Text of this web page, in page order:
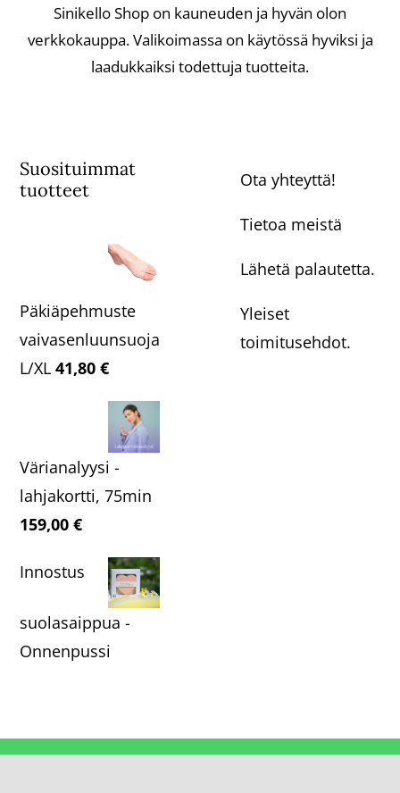
Sinikello Shop on kauneuden ja hyvän olon
verkkokauppa. Valikoimassa on käytössä hyviksi ja
laadukkaiksi todettuja tuotteita.
Suosituimmat
tuotteet
Päkiäpehmuste
vaivasenluunsuojalla
L/XL 41,80€
Värianalyysi -
lahjakortti, 75min
159,00€
Innostus
suolasaippua -
Onnenpussi
Ota yhteyttä!
Tietoa meistä
Lähetä palautetta.
Yleiset
toimitusehdot.